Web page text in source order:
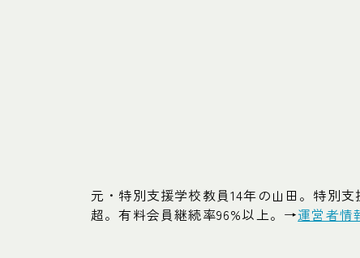
元・特別支援学校教員14年の山田。特別
超。有料会員継続率96%以上。→運営者情